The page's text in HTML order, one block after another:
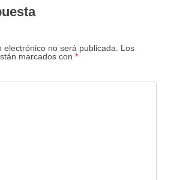
electrónico no será publicada. Los
marcados con *